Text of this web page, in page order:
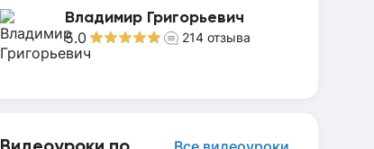
Владимир Григорьевич
5.0 214 отзыва